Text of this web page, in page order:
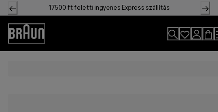
Skip
to
Content
17500 ft feletti ingyenes Express szállítás
Accessibility
Statement